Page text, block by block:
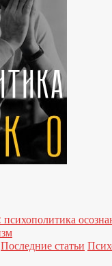
Последние статьи